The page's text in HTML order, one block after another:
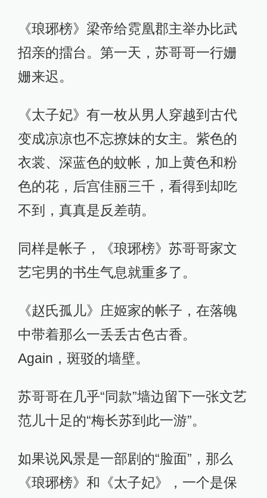
《琅琊榜》梁帝给霓凰郡主举办比武
招亲的擂台。第一天，苏哥哥一行姗
姗来迟。
《太子妃》有一枚从男人穿越到古代
变成凉凉也不忘撩妹的女主。紫色的
衣裳、深蓝色的蚊帐，加上黄色和粉
色的花，后宫佳丽三千，看得到却吃
不到，真真是反差萌。
同样是帐子，《琅琊榜》苏哥哥家文
艺宅男的书生气息就重多了。
《赵氏孤儿》庄姬家的帐子，在落魄
中带着那么一丢丢古色古香。
Again，斑驳的墙壁。
苏哥哥在几乎“同款”墙边留下一张文艺
范儿十足的“梅长苏到此一游”。
如果说风景是一部剧的“脸面”，那么
《琅琊榜》和《太子妃》，一个是保